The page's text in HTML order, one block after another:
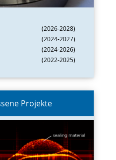
(2026-2028)
(2024-2027)
(2024-2026)
(2022-2025)
Projekte